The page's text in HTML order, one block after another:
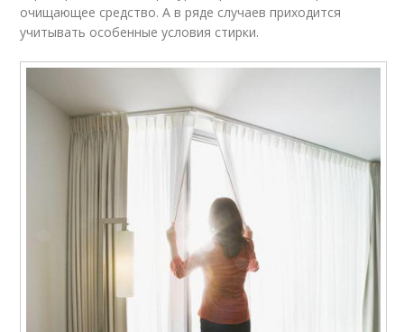
очищающее средство. А в ряде случаев приходится
учитывать особенные условия стирки.